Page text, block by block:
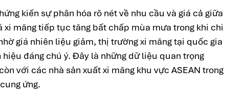
kiến sự phân hóa rõ nét về nhu cầu và giá cả giữa
xi măng tiếp tục tăng bất chấp mùa mưa trong khi chi
giá nhiên liệu giảm, thị trường xi măng tại quốc gia
đáng chú ý. Đây là những dữ liệu quan trọng
với các nhà sản xuất xi măng khu vực ASEAN trong
ứng.